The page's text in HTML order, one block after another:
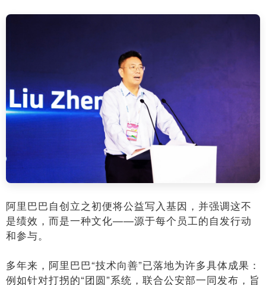
阿里巴巴自创立之初便将公益写入基因，并强调这不
是绩效，而是一种文化——源于每个员工的自发行动
和参与。
多年来，阿里巴巴“技术向善”已落地为许多具体成果：
例如针对打拐的“团圆”系统，联合公安部一同发布，旨